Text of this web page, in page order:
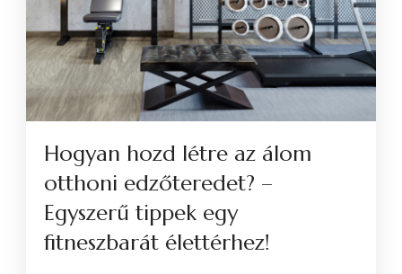
Hogyan hozd létre az álom
otthoni edzőteredet? –
Egyszerű tippek egy
fitneszbarát élettérhez!